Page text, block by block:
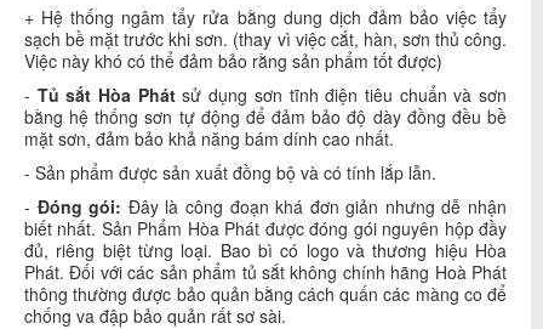
+ Hệ thống ngâm tẩy rửa bằng dung dịch đảm bảo việc tẩy
sạch bề mặt trước khi sơn. (thay vì việc cắt, hàn, sơn thủ công.
Việc này khó có thể đảm bảo rằng sản phẩm tốt được)
- Tủ sắt Hòa Phátsử dụng sơn tĩnh điện tiêu chuẩn và sơn
bằng hệ thống sơn tự động để đảm bảo độ dày đồng đều bề
mặt sơn, đảm bảo khả năng bám dính cao nhất.
- Sản phẩm được sản xuất đồng bộ và có tính lắp lẫn.
- Đóng gói: Đây là công đoạn khá đơn giản nhưng dễ nhận
biết nhất. Sản Phẩm Hòa Phát được đóng gói nguyên hộp đầy
đủ, riêng biệt từng loại. Bao bì có logo và thương hiệu Hòa
Phát. Đối với các sản phẩm tủ sắt không chính hãng Hoà Phát
thông thường được bảo quản bằng cách quấn các màng co để
chống va đập bảo quản rất sơ sài.